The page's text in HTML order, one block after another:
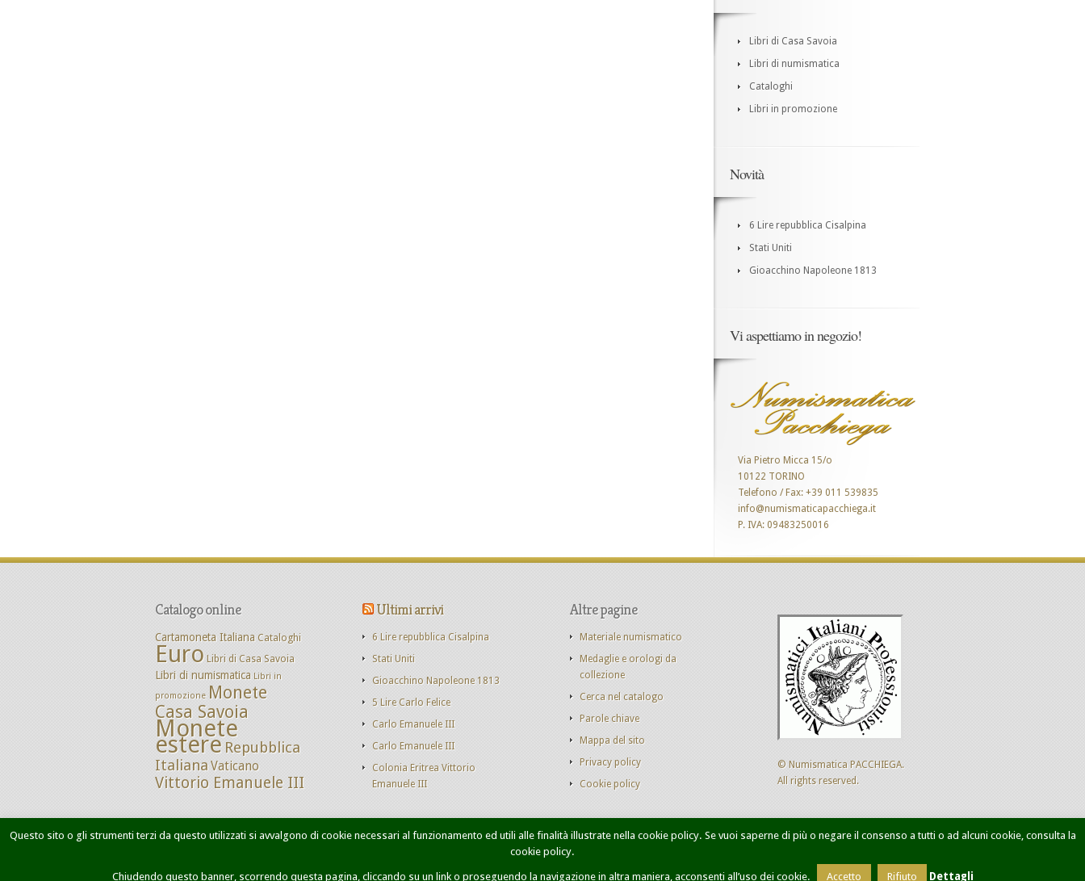
Libri di Casa Savoia
Libri di numismatica
Cataloghi
Libri in promozione
Novità
6 Lire repubblica Cisalpina
Stati Uniti
Gioacchino Napoleone 1813
Vi aspettiamo in negozio!
Via Pietro Micca 15/o
10122 TORINO
Telefono / Fax: +39 011 539835
info@numismaticapacchiega.it
P. IVA: 09483250016
Catalogo online
Cartamoneta Italiana Cataloghi
Euro Libri di Casa Savoia
Libri di numismatica Libri in
promozione Monete
Casa Savoia
Monete
estere Repubblica
ItalianaVaticano
Vittorio Emanuele III
Ultimi arrivi
6 Lire repubblica Cisalpina
Stati Uniti
Gioacchino Napoleone 1813
5 Lire Carlo Felice
Carlo Emanuele III
Carlo Emanuele III
Colonia Eritrea Vittorio
Emanuele III
Altre pagine
Materiale numismatico
Medaglie e orologi da
collezione
Cerca nel catalogo
Parole chiave
Mappa del sito
Privacy policy
Cookie policy
© Numismatica PACCHIEGA.
All rights reserved.
Home Dove siamo Monete Casa Savoia Catalogo monete Contatti Ricerca avanzata Designed by Sol Levante
Questo sito o gli strumenti terzi da questo utilizzati si avvalgono di cookie necessari al funzionamento ed utili alle finalità illustrate nella cookie policy. Se vuoi saperne di più o negare il consenso a tutti o ad alcuni cookie, consulta la
cookie policy.
Chiudendo questo banner, scorrendo questa pagina, cliccando su un link o proseguendo la navigazione in altra maniera, acconsenti all’uso dei cookie. Accetto Rifiuto Dettagli